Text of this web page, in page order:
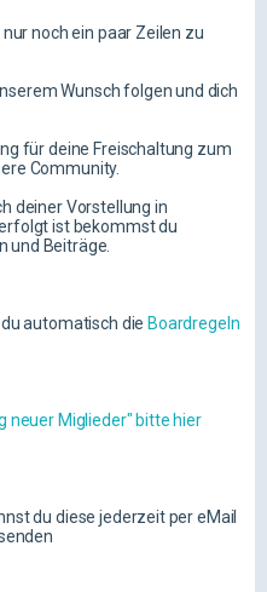
noch ein paar Zeilen zu
Wunsch folgen und dich
für deine Freischaltung zum
Community.
deiner Vorstellung in
ist bekommst du
und Beiträge.
automatisch die Boardregeln
neuer Miglieder" bitte hier
du diese jederzeit per eMail